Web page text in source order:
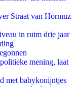
Straat van Hormuz
in ruim drie jaar
mening, laat
met babykonijntjes